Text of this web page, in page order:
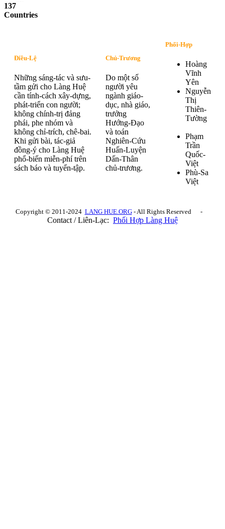
137
Countries
Điều-Lệ
Những sáng-tác và sưu-
tầm gửi cho Làng Huệ
cần tính-cách xây-dựng,
phát-triển con người;
không chính-trị đảng
phái, phe nhóm và
không chỉ-trích, chê-bai.
Khi gửi bài, tác-giả
đồng-ý cho Làng Huệ
phổ-biến miễn-phí trên
sách báo và tuyển-tập.
Chủ-Trương
Do một số
người yêu
ngành giáo-
dục, nhà giáo,
trưởng
Hướng-Đạo
và toán
Nghiên-Cứu
Huấn-Luyện
Dấn-Thân
chủ-trương.
Phối-Hợp
Hoàng
Vĩnh
Yên
Nguyễn
Thị
Thiên-
Tường
Phạm
Trần
Quốc-
Việt
Phù-Sa
Việt
Copyright © 2011-2024 LANG HUE.ORG- All Rights Reserved -
Contact / Liên-Lạc: Phối Hợp Làng Huệ